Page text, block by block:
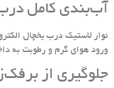
آب‌بندی کامل
نوار لاستیک درب یخچال‌
ورود هوای گرم و رطوبت به
جلوگیری از